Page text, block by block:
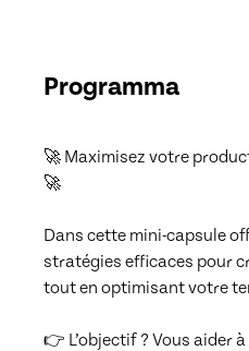
Programma
🚀 Maximisez votre
🚀
Dans cette mini-capsule
stratégies efficaces pour
tout en optimisant votre
👉 L’objectif ? Vous aider